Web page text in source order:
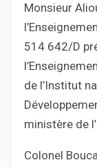
Monsieur
514 642/D
de l’Institut
ministère de
Colonel